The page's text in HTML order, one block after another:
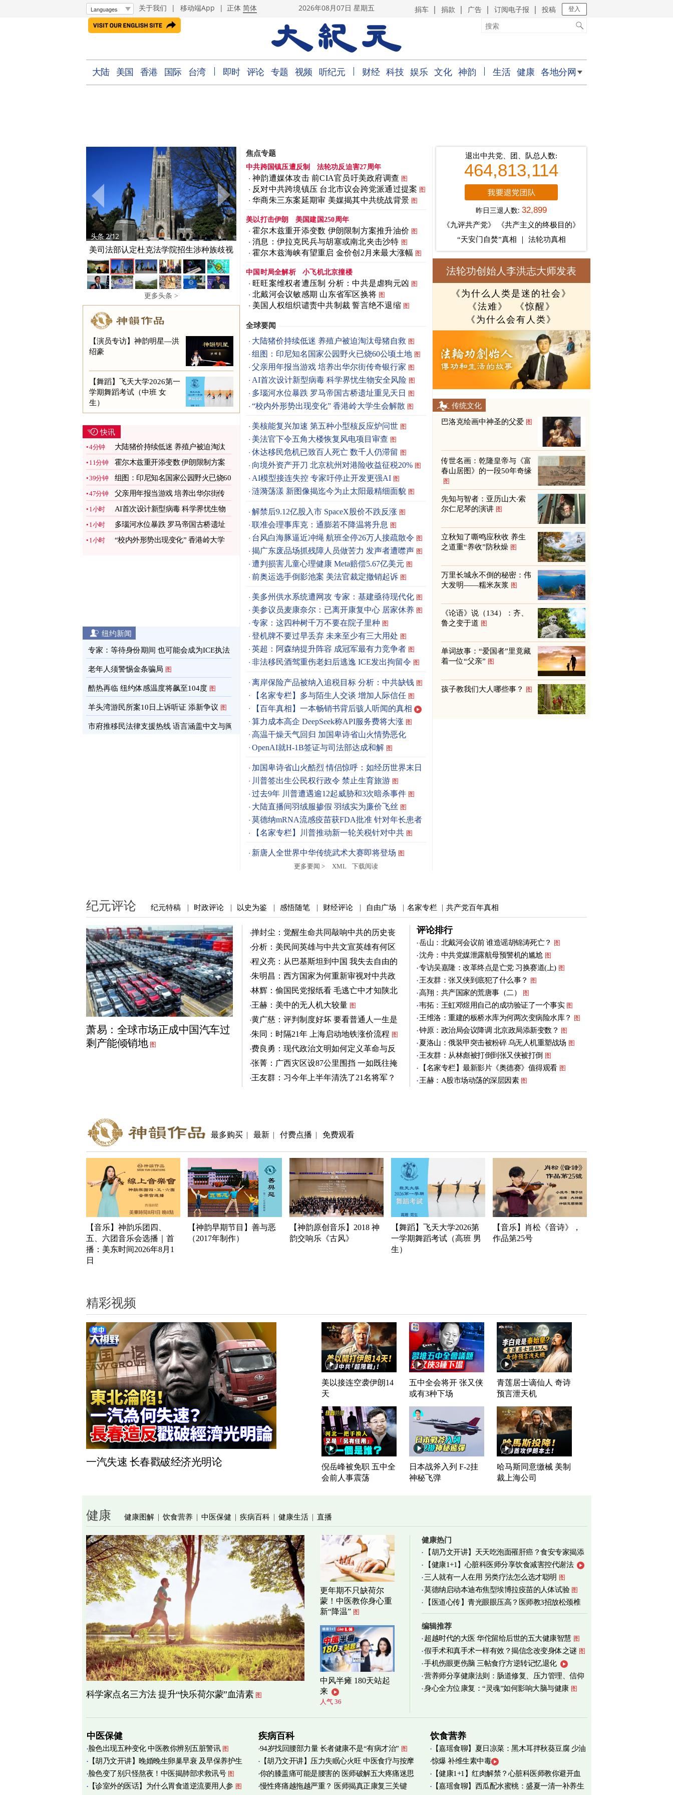
关于我们 | 移动端App | 正体 简体 2026年08月07日 星期五 捐车 捐款 广告 订阅电子报 投稿 登入
大陆 美国 香港 国际 台湾 即时 评论 专题 视频 听纪元 财经 科技 娱乐 文化 神韵 生活 健康 各地分网
头条 2/12
美司法部认定杜克法学院招生涉种族歧视
更多头条 >
【演员专访】神韵明星—洪
绍豪
【舞蹈】飞天大学2026第一
学期舞蹈考试（中班 女
生）
快讯
4分钟
大陆猪价持续低迷 养殖户被迫淘汰
母猪自救 图
11分钟
霍尔木兹重开添变数 伊朗限制方案
推升油价 图
39分钟
组图：印尼知名国家公园野火已烧60
公顷土地 图
47分钟
父亲用年报当游戏 培养出华尔街传
奇银行家 图
1小时
AI首次设计新型病毒 科学界忧生物
安全风险 图
1小时
多瑙河水位暴跌 罗马帝国古桥遗址
重见天日 图
1小时
“校内外形势出现变化” 香港岭大学
纽约新闻
专家：等待身份期间 也可能会成为ICE执法
目标 图
老年人须警惕金条骗局 图
酷热再临 纽约体感温度将飙至104度 图
羊头湾游民所案10日上诉听证 添新争议 图
市府推移民法律支援热线 语言涵盖中文与闽
焦点专题
中共跨国镇压遭反制 法轮功反迫害27周年
神韵遭媒体攻击 前CIA官员吁美政府调查 图
反对中共跨境镇压 台北市议会跨党派通过提案 图
华商朱三东案延期审 美媒揭其中共统战背景 图
美以打击伊朗 美国建国250周年
霍尔木兹重开添变数 伊朗限制方案推升油价 图
消息：伊拉克民兵与胡塞或南北夹击沙特 图
霍尔木兹海峡有望重启 金价创2月来最大涨幅 图
中国时局全解析 小飞机北京撞楼
旺旺案维权者遭压制 分析：中共是虐狗元凶 图
北戴河会议敏感期 山东省军区换将 图
美国人权组织谴责中共制裁 誓言绝不退缩 图
全球要闻
大陆猪价持续低迷 养殖户被迫淘汰母猪自救 图
组图：印尼知名国家公园野火已烧60公顷土地 图
父亲用年报当游戏 培养出华尔街传奇银行家 图
AI首次设计新型病毒 科学界忧生物安全风险 图
多瑙河水位暴跌 罗马帝国古桥遗址重见天日 图
“校内外形势出现变化” 香港岭大学生会解散 图
美核能复兴加速 第五种小型核反应炉问世 图
美法官下令五角大楼恢复风电项目审查 图
休达移民危机已致百人死亡 数千人仍滞留 图
向境外资产开刀 北京杭州对港险收益征税20% 图
AI模型接连失控 专家吁停止开发更强AI 图
涟漪荡漾 新图像揭迄今为止太阳最精细面貌 图
解禁后9.12亿股入市 SpaceX股价不跌反涨 图
联准会理事库克：通膨若不降温将升息 图
台风白海豚逼近冲绳 航班全停26万人接疏散令 图
揭广东废品场抓残障人员做苦力 发声者遭噤声 图
遭判损害儿童心理健康 Meta赔偿5.67亿美元 图
前奥运选手倒影池案 美法官裁定撤销起诉 图
美多州供水系统遭网攻 专家：基建亟待现代化 图
美参议员麦康奈尔：已离开康复中心 居家休养 图
专家：这四种树千万不要在院子里种 图
登机牌不要过早丢弃 未来至少有三大用处 图
英超：阿森纳提升阵容 成冠军最有力竞争者 图
非法移民酒驾重伤老妇后逃逸 ICE发出拘留令 图
离岸保险产品被纳入追税目标 分析：中共缺钱 图
【名家专栏】多与陌生人交谈 增加人际信任 图
【百年真相】一本畅销书背后骇人听闻的真相
算力成本高企 DeepSeek称API服务费将大涨 图
高温干燥天气回归 加国卑诗省山火情势恶化
OpenAI就H-1B签证与司法部达成和解 图
加国卑诗省山火酷烈 情侣惊呼：如经历世界末日
图川普签出生公民权行政令 禁止生育旅游 图
过去9年 川普遭遇逾12起威胁和3次暗杀事件 图
大陆直播间羽绒服掺假 羽绒实为廉价飞丝 图
莫德纳mRNA流感疫苗获FDA批准 针对年长患者
【名家专栏】川普推动新一轮关税针对中共 图
新唐人全世界中华传统武术大赛即将登场 图
更多要闻 >
XML 下载阅读
退出中共党、团、队总人数:
464,813,114
昨日三退人数:32,899
《九评共产党》
《共产主义的终极目的》
“天安门自焚”真相
法轮功真相
法轮功创始人李洪志大师发表
《为什么人类是迷的社会》
《法难》
《惊醒》
《为什么会有人类》
传统文化
巴洛克绘画中神圣的父爱 图
传世名画：乾隆皇帝与《富
春山居图》的一段50年奇缘
图
先知与智者：亚历山大‧索
尔仁尼琴的演讲 图
立秋知了嘶鸣应秋收 养生
之道重“养收”防秋燥 图
万里长城永不倒的秘密：伟
大发明——糯米灰浆 图
《论语》说（134）：齐、
鲁之变于道 图
单词故事：“爱国者”里竟藏
着一位“父亲” 图
孩子教我们大人哪些事？ 图
纪元评论 纪元特稿 | 时政评论 | 以史为鉴 | 感悟随笔 | 财经评论 | 自由广场 | 名家专栏 | 共产党百年真相
萧易：全球市场正成中国汽车过
剩产能倾销地 图
掸封尘：觉醒生命共同敲响中共的历史丧
钟 图
分析：美民间英雄与中共文宣英雄有何区
别 图
程义亮：从巴基斯坦到中国 我失去自由的
两年
朱明昌：西方国家为何重新审视对中共政
策？
图
林辉：偷国民党报纸看 毛逃亡中才知陕北
有刘志丹 图
王赫：美中的无人机大较量 图
黄广慈：评判制度好坏 要看普通人一生是
否安稳
图
朱同：时隔21年 上海启动地铁涨价流程 图
费良勇：现代政治文明如何定义革命与反
革命
图
张菁：广西灾区设87公里围挡 一如既往掩
盖真相 图
王友群：习今年上半年清洗了21名将军？
评论排行
岳山：北戴河会议前 谁造谣胡锦涛死亡？ 图
沈舟：中共党媒泄露航母预警机的尴尬 图
专访吴嘉隆：改革终点是亡党 习换赛道(上) 图
王友群：张又侠到底犯了什么事？ 图
高翔：共产国家的荒唐事（二） 图
韦拓：王虹邓煜用自己的成功验证了一个事实 图
王维洛：重建的板桥水库为何两次变病险水库？ 图
钟原：政治局会议降调 北京政局添新变数？ 图
夏洛山：俄装甲突击被粉碎 乌无人机重塑战场 图
王友群：从林彪被打倒到张又侠被打倒 图
【名家专栏】最新影片《奥德赛》值得观看 图
王赫：A股市场动荡的深层因素 图
最多购买 | 最新 | 付费点播 | 免费观看
【音乐】神韵乐团四、
五、六团音乐会选播｜首
播：美东时间2026年8月1
日
【神韵早期节目】善与恶
（2017年制作）
【神韵原创音乐】2018 神
韵交响乐《古风》
【舞蹈】飞天大学2026第
一学期舞蹈考试（高班 男
生）
【音乐】肖松《音诗》，
作品第25号
精彩视频
一汽失速 长春戳破经济光明论
美以接连空袭伊朗14
天
五中全会将开 张又侠
或有3种下场
青莲居士谪仙人 奇诗
预言泄天机
倪岳峰被免职 五中全
会前人事震荡
日本战斧入列 F-2挂
神秘飞弹
哈马斯同意缴械 美制
裁上海公司
健康 健康图解 | 饮食营养 | 中医保健 | 疾病百科 | 健康生活 | 直播
科学家点名三方法 提升“快乐荷尔蒙”血清素 图
更年期不只缺荷尔
蒙！中医教你身心重
新“降温” 图
中风半瘫 180天站起
来
人气 36
健康热门
【胡乃文开讲】天天吃泡面罹肝癌？食安专家揭添
加物真相
【健康1+1】心脏科医师分享饮食减害控代谢法
三人就有一人在用 另类疗法怎么选才聪明 图
莫德纳启动本迪布焦型埃博拉疫苗的人体试验 图
【医道心传】青光眼眼压高？医师教3招放松颈椎
图
编辑推荐
超越时代的大医 华佗留给后世的五大健康智慧 图
假手术和真手术一样有效？揭信念改变身体之谜 图
手机伤眼更伤脑 三帖食疗方逆转记忆退化
营养师分享健康法则：肠道修复、压力管理、信仰
实践 图
身心全方位康复：“灵魂”如何影响大脑与健康 图
中医保健
脸色出现五种变化 中医教你辨别五脏警讯 图
【胡乃文开讲】晚婚晚生卵巢早衰 及早保养护生
育
脸色变了别只怪熬夜！中医揭肺部求救讯号 图
【诊室外的医话】为什么胃食道逆流要用人参 图
疾病百科
94岁找回腰部力量 长者健康不是“有病才治” 图
【胡乃文开讲】压力失眠心火旺 中医食疗与按摩
自救
你的膝盖痛可能是腰害的 医师破解五大疼痛迷思
图
慢性疼痛越拖越严重？ 医师揭真正康复三关键
饮食营养
【嘉瑶食聊】夏日凉菜：黑木耳拌秋葵豆腐 少油
烟清爽养心 图
惊爆 补维生素中毒
【健康1+1】红肉解禁？心脏科医师教你避开血
管伤害
【嘉瑶食聊】西瓜配水蜜桃：盛夏一清一补养生